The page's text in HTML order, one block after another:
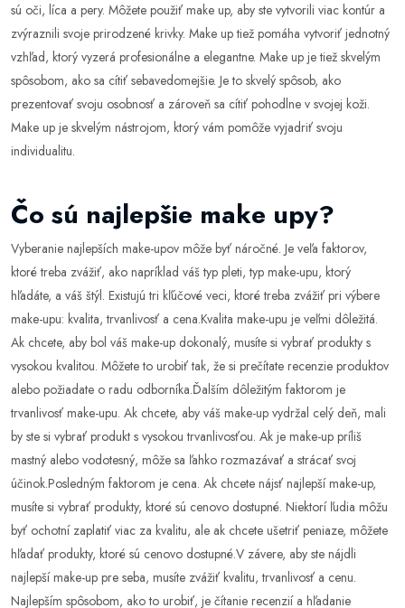
sú oči, líca a pery. Môžete použiť make up, aby ste vytvorili viac kontúr a
zvýraznili svoje prirodzené krivky. Make up tiež pomáha vytvoriť jednotný
vzhľad, ktorý vyzerá profesionálne a elegantne. Make up je tiež skvelým
spôsobom, ako sa cítiť sebavedomejšie. Je to skvelý spôsob, ako
prezentovať svoju osobnosť a zároveň sa cítiť pohodlne v svojej koži.
Make up je skvelým nástrojom, ktorý vám pomôže vyjadriť svoju
individualitu.
Čo sú najlepšie make upy?
Vyberanie najlepších make-upov môže byť náročné. Je veľa faktorov,
ktoré treba zvážiť, ako napríklad váš typ pleti, typ make-upu, ktorý
hľadáte, a váš štýl. Existujú tri kľúčové veci, ktoré treba zvážiť pri výbere
make-upu: kvalita, trvanlivosť a cena.Kvalita make-upu je veľmi dôležitá.
Ak chcete, aby bol váš make-up dokonalý, musíte si vybrať produkty s
vysokou kvalitou. Môžete to urobiť tak, že si prečítate recenzie produktov
alebo požiadate o radu odborníka.Ďalším dôležitým faktorom je
trvanlivosť make-upu. Ak chcete, aby váš make-up vydržal celý deň, mali
by ste si vybrať produkt s vysokou trvanlivosťou. Ak je make-up príliš
mastný alebo vodotesný, môže sa ľahko rozmazávať a strácať svoj
účinok.Posledným faktorom je cena. Ak chcete nájsť najlepší make-up,
musíte si vybrať produkty, ktoré sú cenovo dostupné. Niektorí ľudia môžu
byť ochotní zaplatiť viac za kvalitu, ale ak chcete ušetriť peniaze, môžete
hľadať produkty, ktoré sú cenovo dostupné.V závere, aby ste nájdli
najlepší make-up pre seba, musíte zvážiť kvalitu, trvanlivosť a cenu.
Najlepším spôsobom, ako to urobiť, je čítanie recenzií a hľadanie